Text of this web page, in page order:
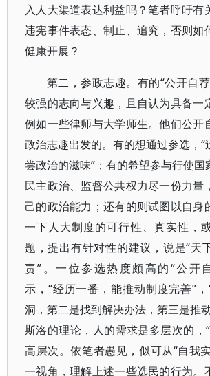
入人大渠道表达利益吗？笔者呼吁有
违宪事件表态、制止、追究，否则如
健康开展？
第二，参政志趣。有的“公开自
较强的志向与兴趣，且自认为具备一
例如一些律师与大学师生。他们公开
政治志趣出发的。有的想通过参选，
尝政治的滋味”；有的希望参与行使
民主政治、监督公共权力尽一份力量
己的政治能力；还有的则试图以自身
一下人大制度的可行性、真实性，
题，提出有针对性的建议，说是“天
责”。一位参选热度颇高的“公开
示，“经历一番，能推动制度完善”
洞，第二是找到解决办法，第三是推
斯洛的理论，人的需求是多层次的，
高层次。依笔者愚见，似可从“自我
一视角，理解上述一些选民的行为。